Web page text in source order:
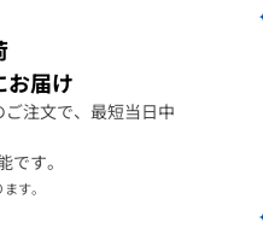
お届け
注文で、最短当日中
です。
す。